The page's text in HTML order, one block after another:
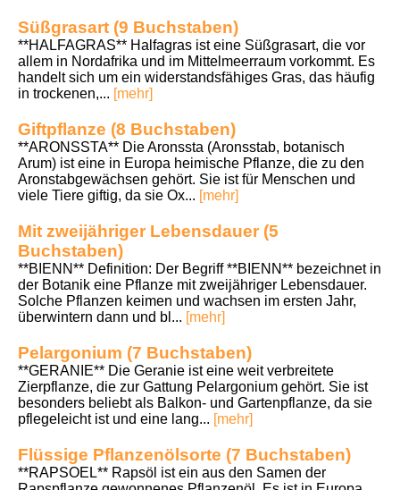
Süßgrasart (9 Buchstaben)
**HALFAGRAS** Halfagras ist eine Süßgrasart, die vor
allem in Nordafrika und im Mittelmeerraum vorkommt. Es
handelt sich um ein widerstandsfähiges Gras, das häufig
in trockenen,... [mehr]
Giftpflanze (8 Buchstaben)
**ARONSSTA** Die Aronssta (Aronsstab, botanisch
Arum) ist eine in Europa heimische Pflanze, die zu den
Aronstabgewächsen gehört. Sie ist für Menschen und
viele Tiere giftig, da sie Ox... [mehr]
Mit zweijähriger Lebensdauer (5
Buchstaben)
**BIENN** Definition: Der Begriff **BIENN** bezeichnet in
der Botanik eine Pflanze mit zweijähriger Lebensdauer.
Solche Pflanzen keimen und wachsen im ersten Jahr,
überwintern dann und bl... [mehr]
Pelargonium (7 Buchstaben)
**GERANIE** Die Geranie ist eine weit verbreitete
Zierpflanze, die zur Gattung Pelargonium gehört. Sie ist
besonders beliebt als Balkon- und Gartenpflanze, da sie
pflegeleicht ist und eine lang... [mehr]
Flüssige Pflanzenölsorte (7 Buchstaben)
**RAPSOEL** Rapsöl ist ein aus den Samen der